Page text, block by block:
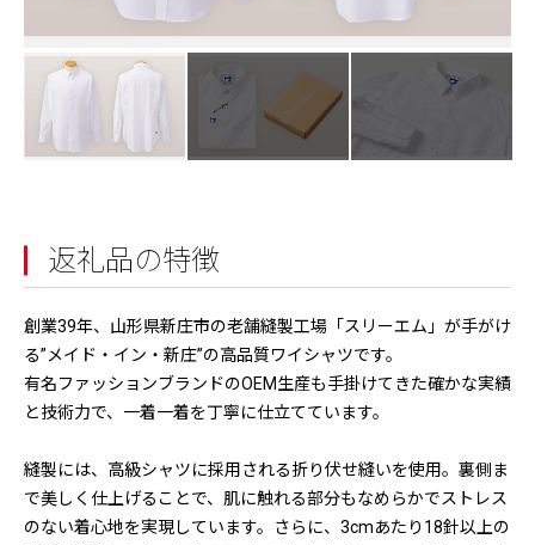
返礼品の特徴
創業39年、山形県新庄市の老舗縫製工場「スリーエム」が手がけ
る”メイド・イン・新庄”の高品質ワイシャツです。
有名ファッションブランドのOEM生産も手掛けてきた確かな実績
と技術力で、一着一着を丁寧に仕立てています。
縫製には、高級シャツに採用される折り伏せ縫いを使用。裏側ま
で美しく仕上げることで、肌に触れる部分もなめらかでストレス
のない着心地を実現しています。さらに、3cmあたり18針以上の